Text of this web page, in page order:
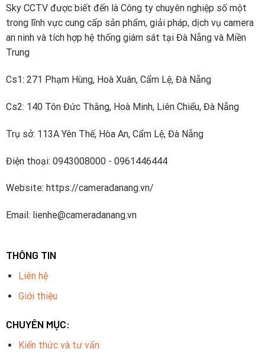
thoại
dưới
2
tiếng
Sky CCTV được biết đến là Công ty chuyên nghiệp số một
trong lĩnh vực cung cấp sản phẩm, giải pháp, dịch vụ camera
an ninh và tích hợp hệ thống giám sát tại Đà Nẵng và Miền
Trung
Cs1: 271 Phạm Hùng, Hoà Xuân, Cẩm Lệ, Đà Nẵng
Cs2: 140 Tôn Đức Thắng, Hoà Minh, Liên Chiểu, Đà Nẵng
Trụ sở: 113A Yên Thế, Hòa An, Cẩm Lệ, Đà Nẵng
Điện thoại: 0943008000 - 0961446444
Website: https://cameradanang.vn/
Email: lienhe@cameradanang.vn
THÔNG TIN
Liên hệ
Giới thiệu
CHUYÊN MỤC:
Kiến thức và tư vấn